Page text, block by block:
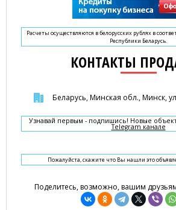
Расчеты осуществляются в белорусских рублях в
Республики Беларусь.
КОНТАКТЫ
Беларусь, Минская обл., Минск,
Узнавай первым - подпишись! Новые
Telegram канале
Пожалуйста, скажите что Вы нашли это
Поделитесь, возможно, вашим